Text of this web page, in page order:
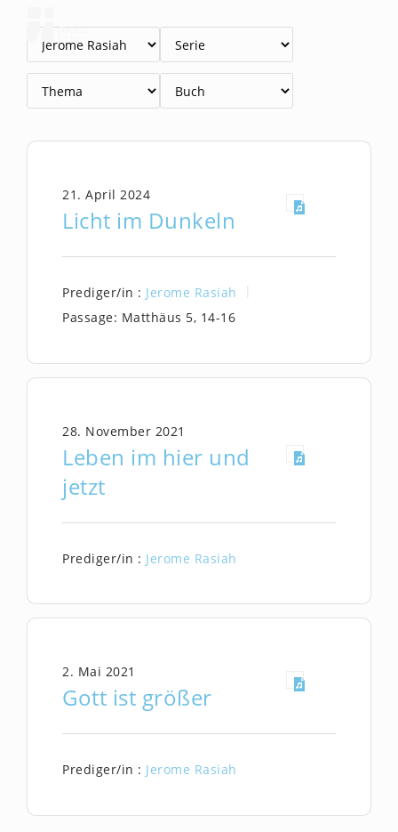
springen
Licht im Dunkeln
21. April 2024
Prediger/in : Jerome Rasiah
Passage: Matthäus 5, 14-16
Leben im hier und
jetzt
28. November 2021
Prediger/in : Jerome Rasiah
Gott ist größer
2. Mai 2021
Prediger/in : Jerome Rasiah